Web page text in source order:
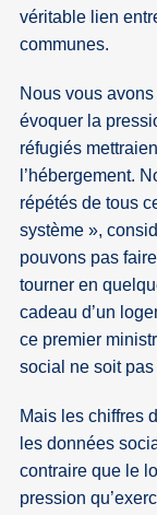
véritable lien
communes.
Nous vous
évoquer la
réfugiés
l’hébergement.
répétés de tous
système »,
pouvons pas
tourner en
cadeau d’un
ce premier
social ne soit
Mais les chiffres
les données
contraire que le
pression